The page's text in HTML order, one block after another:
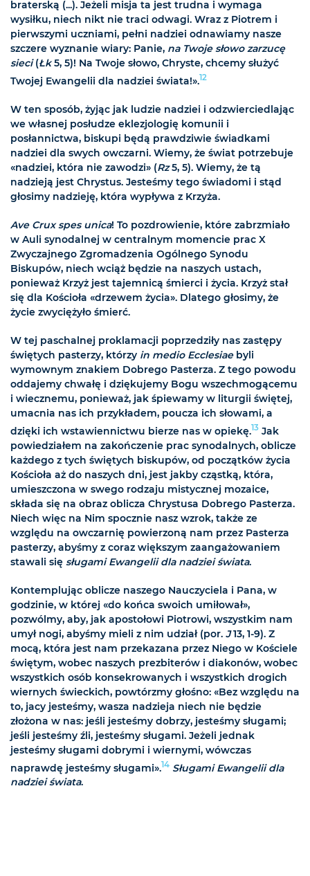
braterską (...). Jeżeli misja ta jest trudna i wymaga
wysiłku, niech nikt nie traci odwagi. Wraz z Piotrem i
pierwszymi uczniami, pełni nadziei odnawiamy nasze
szczere wyznanie wiary: Panie, na Twoje słowo zarzucę
sieci(Łk5, 5)! Na Twoje słowo, Chryste, chcemy służyć
Twojej Ewangelii dla nadziei świata!».12
W ten sposób, żyjąc jak ludzie nadziei i odzwierciedlając
we własnej posłudze eklezjologię komunii i
posłannictwa, biskupi będą prawdziwie świadkami
nadziei dla swych owczarni. Wiemy, że świat potrzebuje
«nadziei, która nie zawodzi» (Rz5, 5). Wiemy, że tą
nadzieją jest Chrystus. Jesteśmy tego świadomi i stąd
głosimy nadzieję, która wypływa z Krzyża.
Ave Crux spes unica! To pozdrowienie, które zabrzmiało
w Auli synodalnej w centralnym momencie prac X
Zwyczajnego Zgromadzenia Ogólnego Synodu
Biskupów, niech wciąż będzie na naszych ustach,
ponieważ Krzyż jest tajemnicą śmierci i życia. Krzyż stał
się dla Kościoła «drzewem życia». Dlatego głosimy, że
życie zwyciężyło śmierć.
W tej paschalnej proklamacji poprzedziły nas zastępy
świętych pasterzy, którzy in medio Ecclesiaebyli
wymownym znakiem Dobrego Pasterza. Z tego powodu
oddajemy chwałę i dziękujemy Bogu wszechmogącemu
i wiecznemu, ponieważ, jak śpiewamy w liturgii świętej,
umacnia nas ich przykładem, poucza ich słowami, a
dzięki ich wstawiennictwu bierze nas w opiekę.13 Jak
powiedziałem na zakończenie prac synodalnych, oblicze
każdego z tych świętych biskupów, od początków życia
Kościoła aż do naszych dni, jest jakby cząstką, która,
umieszczona w swego rodzaju mistycznej mozaice,
składa się na obraz oblicza Chrystusa Dobrego Pasterza.
Niech więc na Nim spocznie nasz wzrok, także ze
względu na owczarnię powierzoną nam przez Pasterza
pasterzy, abyśmy z coraz większym zaangażowaniem
stawali się sługami Ewangelii dla nadziei świata.
Kontemplując oblicze naszego Nauczyciela i Pana, w
godzinie, w której «do końca swoich umiłował»,
pozwólmy, aby, jak apostołowi Piotrowi, wszystkim nam
umył nogi, abyśmy mieli z nim udział (por. J13, 1-9). Z
mocą, która jest nam przekazana przez Niego w Kościele
świętym, wobec naszych prezbiterów i diakonów, wobec
wszystkich osób konsekrowanych i wszystkich drogich
wiernych świeckich, powtórzmy głośno: «Bez względu na
to, jacy jesteśmy, wasza nadzieja niech nie będzie
złożona w nas: jeśli jesteśmy dobrzy, jesteśmy sługami;
jeśli jesteśmy źli, jesteśmy sługami. Jeżeli jednak
jesteśmy sługami dobrymi i wiernymi, wówczas
naprawdę jesteśmy sługami».14 Sługami Ewangelii dla
nadziei świata.